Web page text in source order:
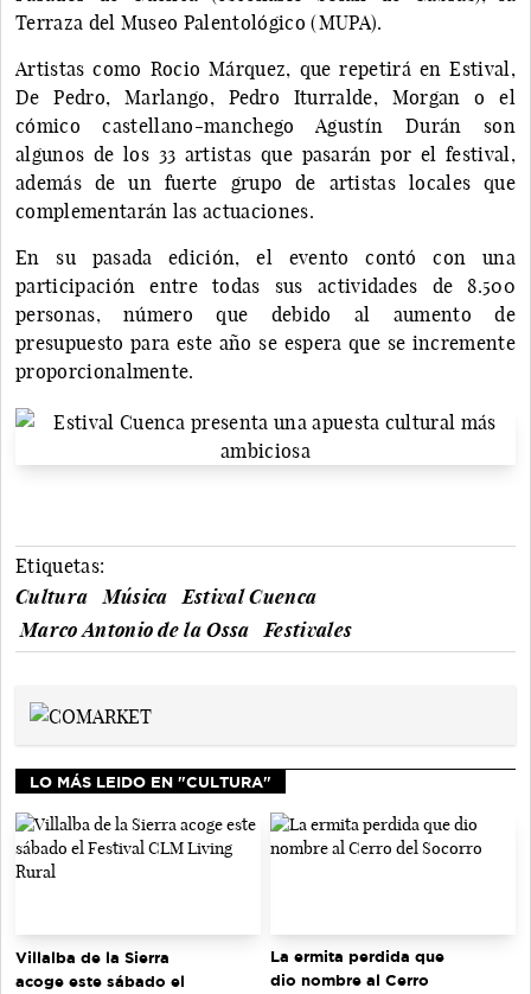
Terraza del Museo Palentológico (MUPA).
Artistas como Rocio Márquez, que repetirá en Estival,
De Pedro, Marlango, Pedro Iturralde, Morgan o el
cómico castellano-manchego Agustín Durán son
algunos de los 33 artistas que pasarán por el festival,
además de un fuerte grupo de artistas locales que
complementarán las actuaciones.
En su pasada edición, el evento contó con una
participación entre todas sus actividades de 8.500
personas, número que debido al aumento de
presupuesto para este año se espera que se incremente
proporcionalmente.
Etiquetas:
Cultura
Música
Estival Cuenca
Marco Antonio de la Ossa
Festivales
LO MÁS LEIDO EN "CULTURA"
Villalba de la Sierra
acoge este sábado el
La ermita perdida que
dio nombre al Cerro